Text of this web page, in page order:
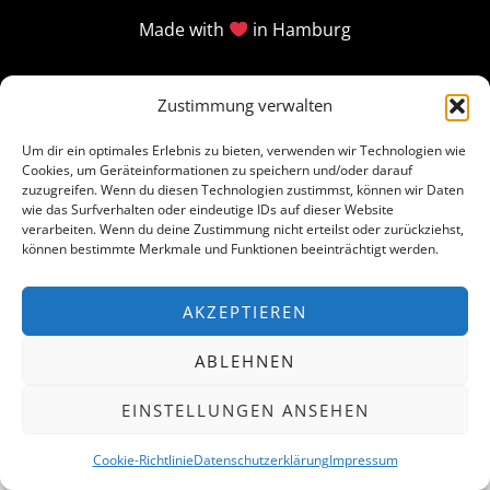
Zustimmung verwalten
Um dir ein optimales Erlebnis zu bieten, verwenden wir Technologien wie
Cookies, um Geräteinformationen zu speichern und/oder darauf
zuzugreifen. Wenn du diesen Technologien zustimmst, können wir Daten
wie das Surfverhalten oder eindeutige IDs auf dieser Website
verarbeiten. Wenn du deine Zustimmung nicht erteilst oder zurückziehst,
können bestimmte Merkmale und Funktionen beeinträchtigt werden.
AKZEPTIEREN
ABLEHNEN
EINSTELLUNGEN ANSEHEN
Cookie-RichtlinieDatenschutzerklärungImpressum
Made with in Hamburg